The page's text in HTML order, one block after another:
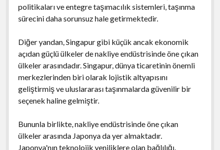
politikaları ve entegre taşımacılık sistemleri, taşınma
sürecini daha sorunsuz hale getirmektedir.
Diğer yandan, Singapur gibi küçük ancak ekonomik
açıdan güçlü ülkeler de nakliye endüstrisinde öne çıkan
ülkeler arasındadır. Singapur, dünya ticaretinin önemli
merkezlerinden biri olarak lojistik altyapısını
geliştirmiş ve uluslararası taşınmalarda güvenilir bir
seçenek haline gelmiştir.
Bununla birlikte, nakliye endüstrisinde öne çıkan
ülkeler arasında Japonya da yer almaktadır.
Japonya'nın teknolojik yeniliklere olan bağlılığı,